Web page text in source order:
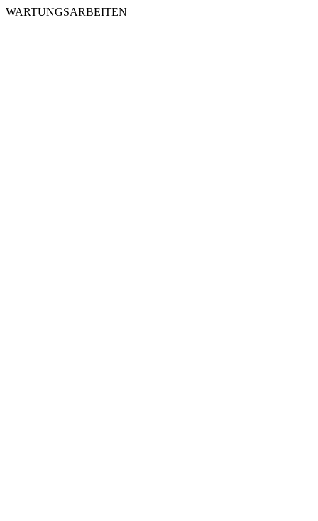
WARTUNGSARBEITEN